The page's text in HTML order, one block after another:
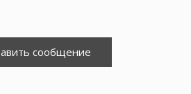
сообщение